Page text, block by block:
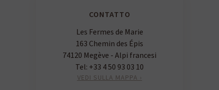
CONTATTO
Les Fermes de Marie
163 Chemin des Épis
74120 Megève - Alpi francesi
Tel: +33 4 50 93 03 10
VEDI SULLA MAPPA ›